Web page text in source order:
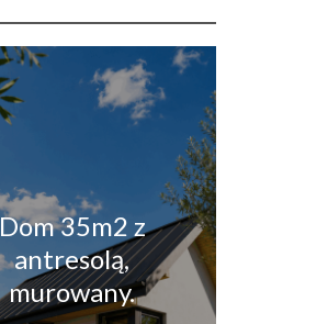
Dom 35m2 z
antresolą,
murowany.